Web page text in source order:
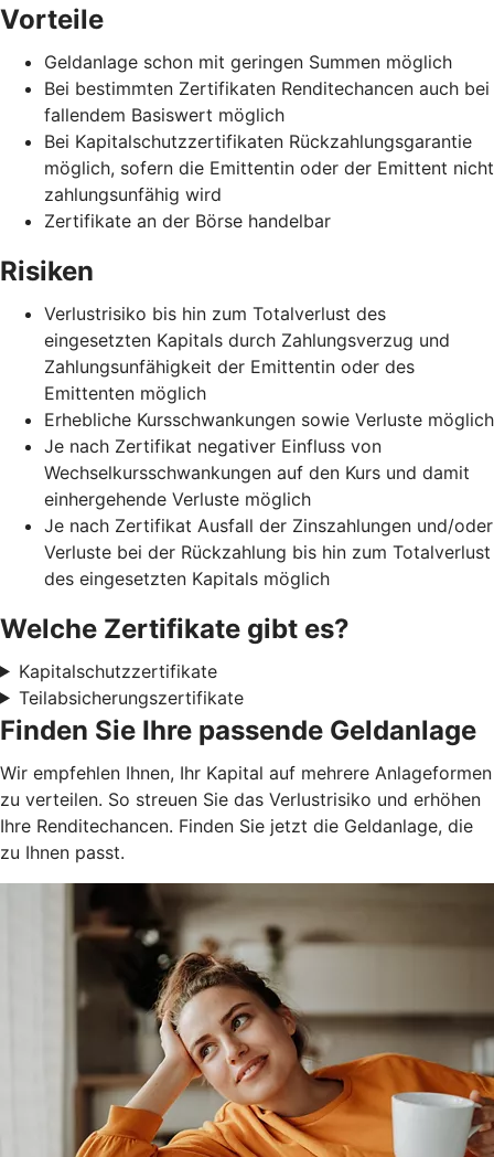
Vorteile
Geldanlage schon mit geringen Summen möglich
Bei bestimmten Zertifikaten Renditechancen auch bei
fallendem Basiswert möglich
Bei Kapitalschutzzertifikaten Rückzahlungsgarantie
möglich, sofern die Emittentin oder der Emittent nicht
zahlungsunfähig wird
Zertifikate an der Börse handelbar
Risiken
Verlustrisiko bis hin zum Totalverlust des
eingesetzten Kapitals durch Zahlungsverzug und
Zahlungsunfähigkeit der Emittentin oder des
Emittenten möglich
Erhebliche Kursschwankungen sowie Verluste möglich
Je nach Zertifikat negativer Einfluss von
Wechselkursschwankungen auf den Kurs und damit
einhergehende Verluste möglich
Je nach Zertifikat Ausfall der Zinszahlungen und/oder
Verluste bei der Rückzahlung bis hin zum Totalverlust
des eingesetzten Kapitals möglich
Welche Zertifikate gibt es?
Kapitalschutzzertifikate
Teilabsicherungszertifikate
Finden Sie Ihre passende Geldanlage
Wir empfehlen Ihnen, Ihr Kapital auf mehrere Anlageformen
zu verteilen. So streuen Sie das Verlustrisiko und erhöhen
Ihre Renditechancen. Finden Sie jetzt die Geldanlage, die
zu Ihnen passt.